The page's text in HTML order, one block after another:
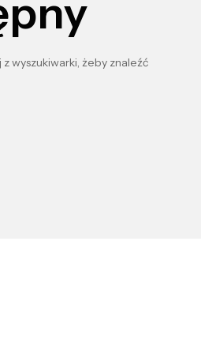
wyszukiwarki, żeby znaleźć